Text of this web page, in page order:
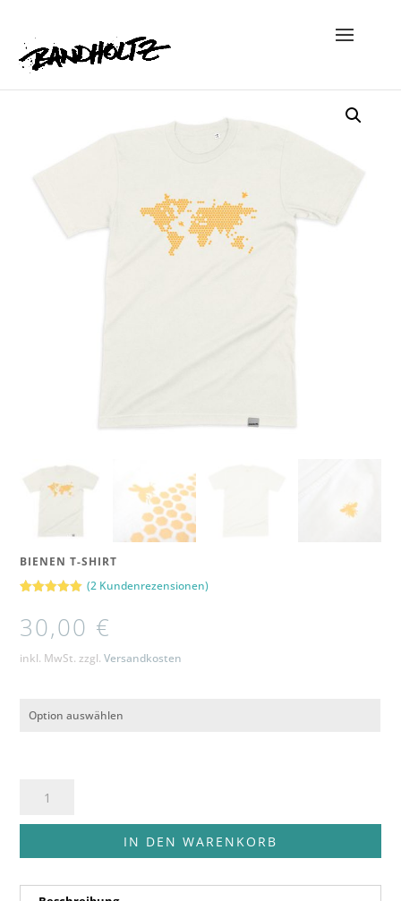
BIENEN T-SHIRT
von 5,
basierend
Kundenbewertungen
(2Kundenrezensionen)
30,00 €
inkl. MwSt. zzgl.Versandkosten
Bienen
Menge
IN DEN WARENKORB